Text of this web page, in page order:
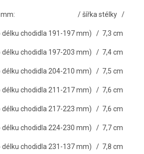
v mm: / šířka stélky /
délku chodidla 191-197 mm) / 7,3 cm
délku chodidla 197-203 mm) / 7,4 cm
délku chodidla 204-210 mm) / 7,5 cm
délku chodidla 211-217 mm) / 7,6 cm
délku chodidla 217-223 mm) / 7,6 cm
délku chodidla 224-230 mm) / 7,7 cm
délku chodidla 231-137 mm) / 7,8 cm